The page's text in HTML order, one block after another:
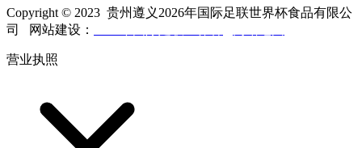
Copyright © 2023 贵州遵义2026年国际足联世界杯食品有限公
司 网站建设：
营业执照